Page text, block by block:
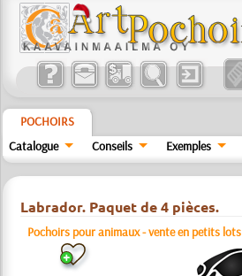
POCHOIRS
Catalogue
Conseils Exemples
Labrador. Paquet de 4 pièces.
Pochoirs pour animaux - vente en petits lots